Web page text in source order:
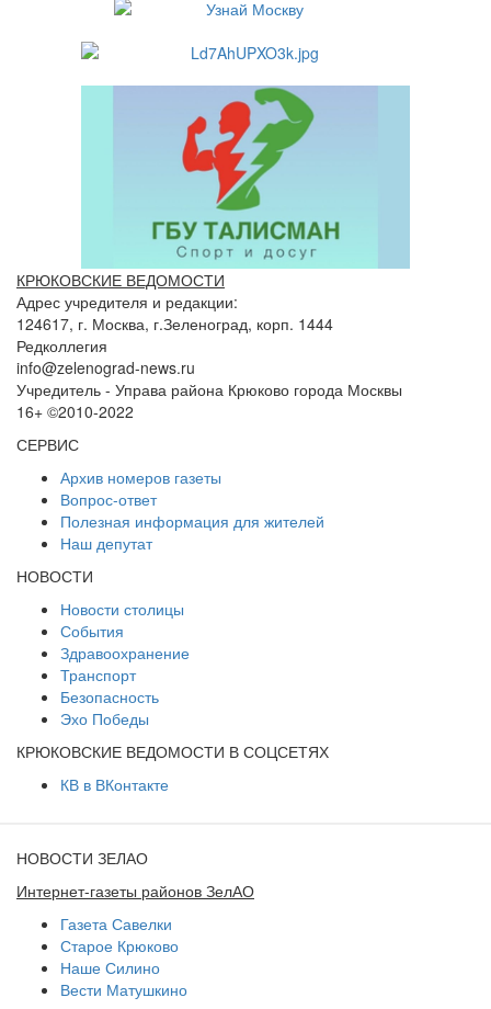
КРЮКОВСКИЕ ВЕДОМОСТИ
Адрес учредителя и редакции:
124617, г. Москва, г.Зеленоград, корп. 1444
Редколлегия
info@zelenograd-news.ru
Учредитель - Управа района Крюково города Москвы
16+ ©2010-2022
СЕРВИС
Архив номеров газеты
Вопрос-ответ
Полезная информация для жителей
Наш депутат
НОВОСТИ
Новости столицы
События
Здравоохранение
Транспорт
Безопасность
Эхо Победы
КРЮКОВСКИЕ ВЕДОМОСТИ В СОЦСЕТЯХ
КВ в ВКонтакте
НОВОСТИ ЗЕЛАО
Интернет-газеты районов ЗелАО
Газета Савелки
Старое Крюково
Наше Силино
Вести Матушкино